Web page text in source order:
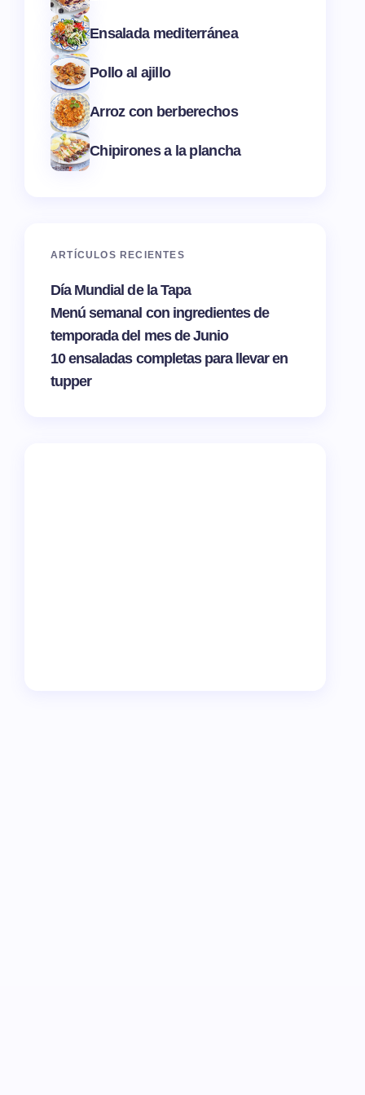
Ensalada mediterránea
Pollo al ajillo
Arroz con berberechos
Chipirones a la plancha
ARTÍCULOS RECIENTES
Día Mundial de la Tapa
Menú semanal con ingredientes de
temporada del mes de Junio
10 ensaladas completas para llevar en
tupper